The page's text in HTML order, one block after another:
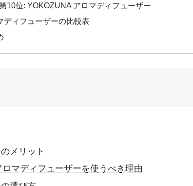
10位: YOKOZUNA アロマディフューザー
ディフューザーの比較表
メリット
マディフューザーを使うべき理由